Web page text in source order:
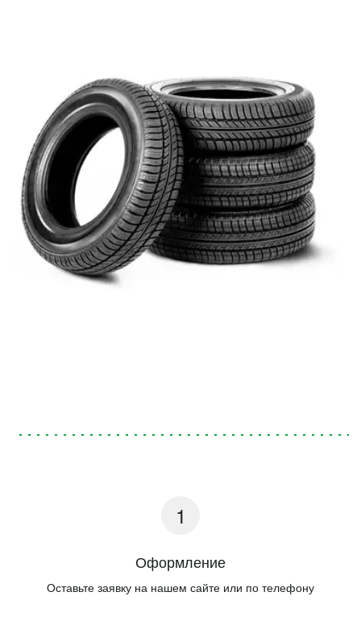
Оформление
Оставьте заявку на нашем сайте или по телефону